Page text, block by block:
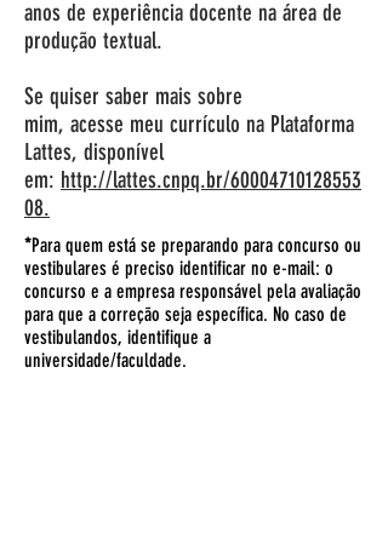
anos de experiência docente na área de
produção textual.
Se quiser saber mais sobre
mim, acesse meu currículo na Plataforma
Lattes, disponível
em: http://lattes.cnpq.br/60004710128553
08.
*Para quem está se preparando para concurso ou
vestibulares é preciso identificar no e-mail: o
concurso e a empresa responsável pela avaliação
para que a correção seja específica. No caso de
vestibulandos, identifique a
universidade/faculdade.